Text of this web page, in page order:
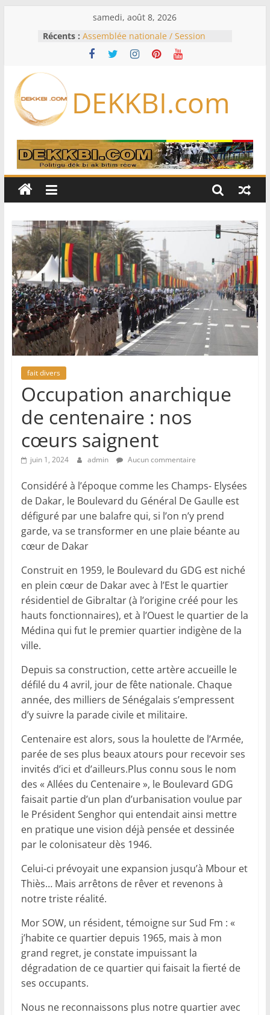
samedi, août 8, 2026
Récents : Assemblée nationale / Session
extraordinaire: Six commissions
d’enquête à l’ordre du jour ce lundi
Bénin: Patrice Talon élu président
du Sénat, moins de trois mois
Pakistan et la Turquie signent un
accord de défense
RD Congo: Kinshasa interdit les
exportations de cuivre et de cobalt
production
DEKKBI.com
fait divers
Occupation anarchique
de centenaire : nos
cœurs saignent
juin 1, 2024 admin Aucun commentaire
Considéré à l’époque comme les Champs- Elysées
de Dakar, le Boulevard du Général De Gaulle est
défiguré par une balafre qui, si l’on n’y prend
garde, va se transformer en une plaie béante au
cœur de Dakar
Construit en 1959, le Boulevard du GDG est niché
en plein cœur de Dakar avec à l’Est le quartier
résidentiel de Gibraltar (à l’origine créé pour les
hauts fonctionnaires), et à l’Ouest le quartier de la
Médina qui fut le premier quartier indigène de la
ville.
Depuis sa construction, cette artère accueille le
défilé du 4 avril, jour de fête nationale. Chaque
année, des milliers de Sénégalais s’empressent
d’y suivre la parade civile et militaire.
Centenaire est alors, sous la houlette de l’Armée,
parée de ses plus beaux atours pour recevoir ses
invités d’ici et d’ailleurs.Plus connu sous le nom
des « Allées du Centenaire », le Boulevard GDG
faisait partie d’un plan d’urbanisation voulue par
le Président Senghor qui entendait ainsi mettre
en pratique une vision déjà pensée et dessinée
par le colonisateur dès 1946.
Celui-ci prévoyait une expansion jusqu’à Mbour et
Thiès… Mais arrêtons de rêver et revenons à
notre triste réalité.
Mor SOW, un résident, témoigne sur Sud Fm : «
j’habite ce quartier depuis 1965, mais à mon
grand regret, je constate impuissant la
dégradation de ce quartier qui faisait la fierté de
ses occupants.
Nous ne reconnaissons plus notre quartier avec